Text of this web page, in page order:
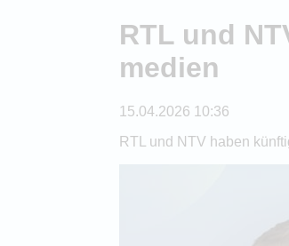
RTL und
medien
15.04.2026 10:36
RTL und NTV haben